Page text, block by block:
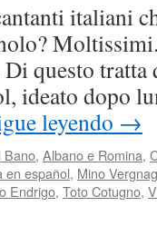
italiani
questo tratta
ideato dopo
leyendo →
Bano, Albano e Romina,
en español, Mino
Endrigo, Toto Cotugno,